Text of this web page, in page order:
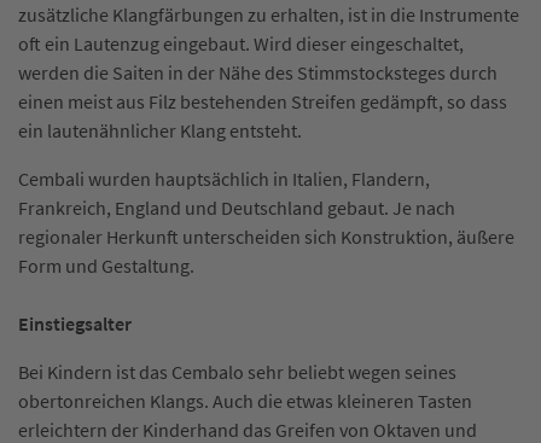
zusätzliche Klangfärbungen zu erhalten, ist in die Instrumente
oft ein Lautenzug eingebaut. Wird dieser eingeschaltet,
werden die Saiten in der Nähe des Stimmstocksteges durch
einen meist aus Filz bestehenden Streifen gedämpft, so dass
ein lautenähnlicher Klang entsteht.
Cembali wurden hauptsächlich in Italien, Flandern,
Frankreich, England und Deutschland gebaut. Je nach
regionaler Herkunft unterscheiden sich Konstruktion, äußere
Form und Gestaltung.
Einstiegsalter
Bei Kindern ist das Cembalo sehr beliebt wegen seines
obertonreichen Klangs. Auch die etwas kleineren Tasten
erleichtern der Kinderhand das Greifen von Oktaven und